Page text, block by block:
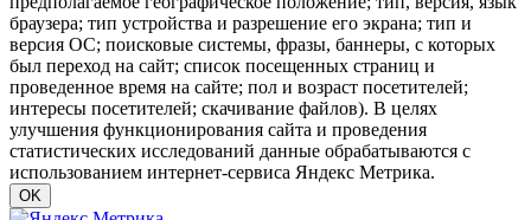
браузера; тип устройства и разрешение его экрана; тип и
версия ОС; поисковые системы, фразы, баннеры, с которых
был переход на сайт; список посещенных страниц и
проведенное время на сайте; пол и возраст посетителей;
интересы посетителей; скачивание файлов). В целях
улучшения функционирования сайта и проведения
статистических исследований данные обрабатываются с
использованием интернет-сервиса Яндекс Метрика.
OK